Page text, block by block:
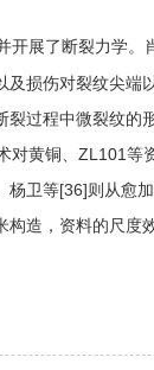
开展了断裂力学。
及损伤对裂纹尖端
裂过程中微裂纹的
对黄铜、ZL101等
杨卫等[36]则从愈
造，资料的尺度